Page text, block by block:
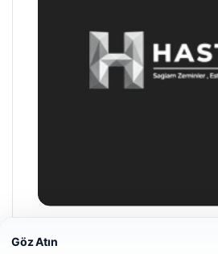
Prenses Night Club
Göz Atın